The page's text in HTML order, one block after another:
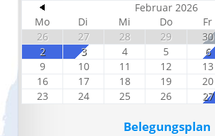
Februar 2026
Mo
Di Mi Do Fr
26
27 28 29 30
2
3 4 5 6
9
10 11 12 13
16
17 18 19 20
23
24 25 26 27
Belegungsplan